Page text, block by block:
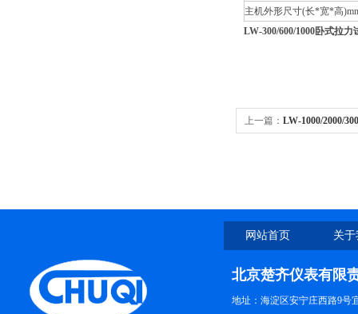
主机外形尺寸(长*宽*高
LW-300/600/1000卧式拉力
上一篇： LW-1000/2000/
网站首页 关
北京楚齐仪表有限
地址：海淀区安宁庄西路9号